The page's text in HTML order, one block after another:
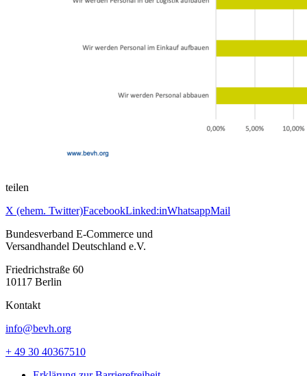
teilen
X (ehem. Twitter)FacebookLinked:inWhatsappMail
Bundesverband E-Commerce und
Versandhandel Deutschland e.V.
Friedrichstraße 60
10117 Berlin
Kontakt
info@bevh.org
+ 49 30 40367510